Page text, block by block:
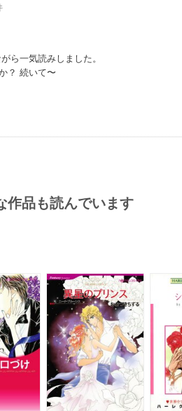
ら一気読みしました。
？ 続いて〜
作品も読んでいます